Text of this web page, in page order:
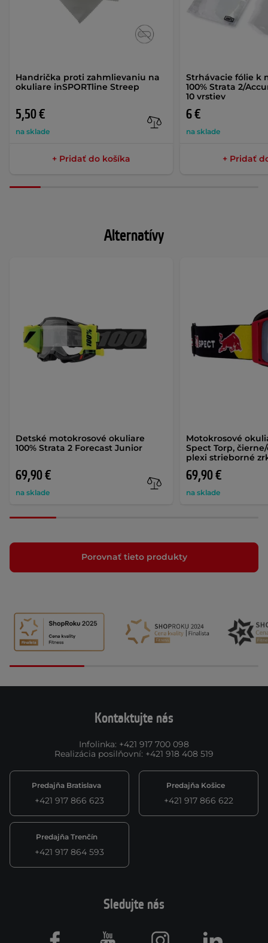
Handrička proti zahmlievaniu na
okuliare inSPORTline Streep
5,50 €
na sklade
+ Pridať do košíka
Strhávacie fólie k
100% Strata 2/
10 vrstiev
6 €
na sklade
+ Pridať
Alternatívy
Detské motokrosové okuliare
100% Strata 2 Forecast Junior
69,90 €
na sklade
Motokrosové
Spect Torp,
plexi strieborné
69,90 €
na sklade
Porovnať tieto produkty
Kontaktujte nás
Infolinka: +421 917 700 098
Realizácia posilňovní: +421 918 408 519
Predajňa Bratislava
+421 917 866 623
Predajňa Košice
+421 917 866 622
Predajňa Trenčín
+421 917 864 593
Sledujte nás